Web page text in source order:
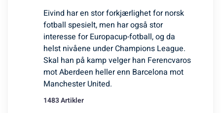
Eivind har en stor forkjærlighet for norsk
fotball spesielt, men har også stor
interesse for Europacup-fotball, og da
helst nivåene under Champions League.
Skal han på kamp velger han Ferencvaros
mot Aberdeen heller enn Barcelona mot
Manchester United.
1483 Artikler